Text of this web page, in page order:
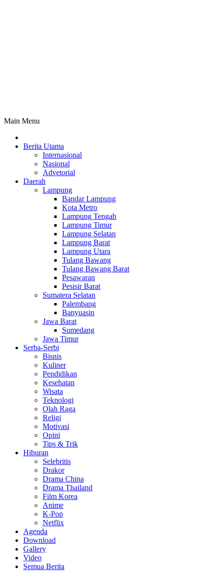
Main Menu
Berita Utama
Internasional
Nasional
Advetorial
Daerah
Lampung
Bandar Lampung
Kota Metro
Lampung Tengah
Lampung Timur
Lampung Selatan
Lampung Barat
Lampung Utara
Tulang Bawang
Tulang Bawang Barat
Pesawaran
Pesisir Barat
Sumatera Selatan
Palembang
Banyuasin
Jawa Barat
Sumedang
Jawa Timur
Serba-Serbi
Bisnis
Kuliner
Pendidikan
Kesehatan
Wisata
Teknologi
Olah Raga
Religi
Motivasi
Opini
Tips & Trik
Hiburan
Selebritis
Drakor
Drama China
Drama Thailand
Film Korea
Anime
K-Pop
Netflix
Agenda
Download
Gallery
Video
Semua Berita